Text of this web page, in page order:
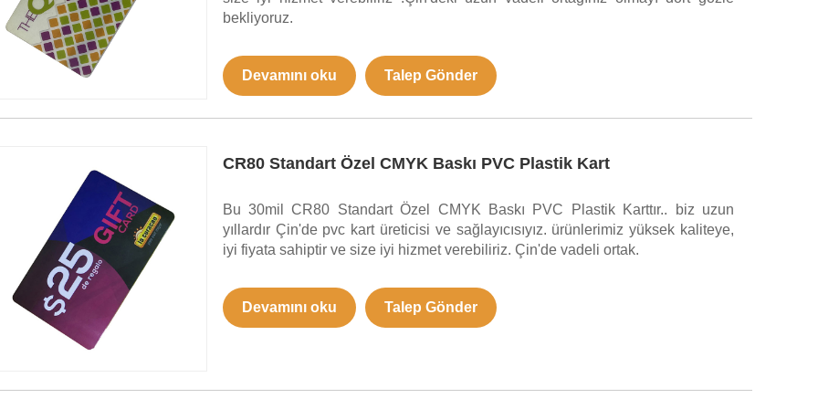
bekliyoruz.
Devamını oku Talep Gönder
CR80 Standart Özel CMYK Baskı PVC Plastik Kart
Bu 30mil CR80 Standart Özel CMYK Baskı PVC Plastik Karttır.. biz uzun
yıllardır Çin'de pvc kart üreticisi ve sağlayıcısıyız. ürünlerimiz yüksek kaliteye,
iyi fiyata sahiptir ve size iyi hizmet verebiliriz. Çin'de vadeli ortak.
Devamını oku Talep Gönder